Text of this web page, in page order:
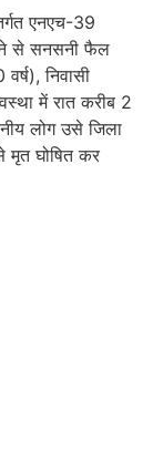
एनएच-39
से सनसनी फैल
निवासी
में रात करीब 2
लोग उसे जिला
मृत घोषित कर